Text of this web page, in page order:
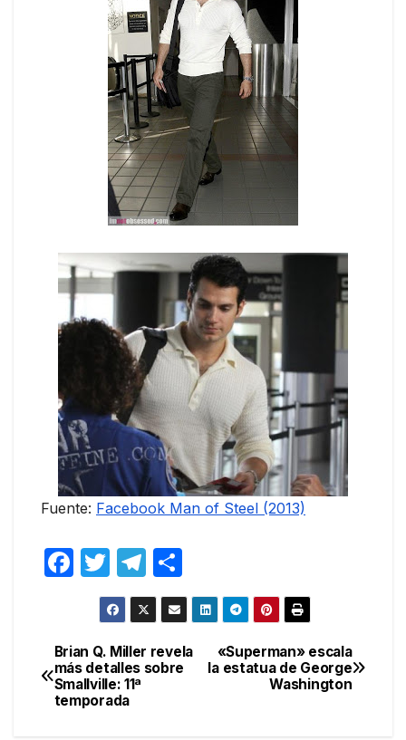
Fuente: Facebook Man of Steel (2013)
F
e
b
o
T
w
itt
er
T
el
e
gr
a
o
m
p
ar
Navegación
de
«Superman» escala
la estatua de George
Washington
Brian Q. Miller revela
más detalles sobre
Smallville: 11ª
temporada